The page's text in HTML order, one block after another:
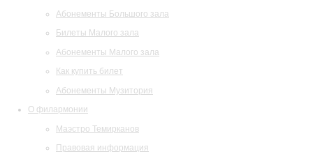
Абонементы Большого зала
Билеты Малого зала
Абонементы Малого зала
Как купить билет
Абонементы Музитория
О филармонии
Маэстро Темирканов
Правовая информация